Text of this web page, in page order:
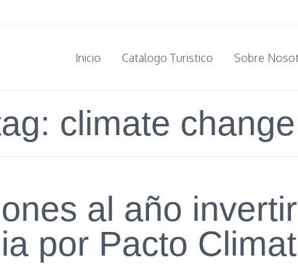
Inicio Catalogo Turistico Sobre
climate change
al año
por Pacto